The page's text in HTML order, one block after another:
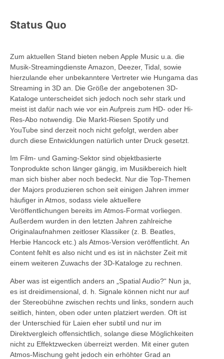
Status Quo
Zum aktuellen Stand bieten neben Apple Music u.a. die
Musik-Streamingdienste Amazon, Deezer, Tidal, sowie
hierzulande eher unbekanntere Vertreter wie Hungama das
Streaming in 3D an. Die Größe der angebotenen 3D-
Kataloge unterscheidet sich jedoch noch sehr stark und
meist ist dafür nach wie vor ein Aufpreis zum HD- oder Hi-
Res-Abo notwendig. Die Markt-Riesen Spotify und
YouTube sind derzeit noch nicht gefolgt, werden aber
durch diese Entwicklungen natürlich unter Druck gesetzt.
Im Film- und Gaming-Sektor sind objektbasierte
Tonprodukte schon länger gängig, im Musikbereich hielt
man sich bisher aber noch bedeckt. Nur die Top-Themen
der Majors produzieren schon seit einigen Jahren immer
häufiger in Atmos, sodass viele aktuellere
Veröffentlichungen bereits im Atmos-Format vorliegen.
Außerdem wurden in den letzten Jahren zahlreiche
Originalaufnahmen zeitloser Klassiker (z. B. Beatles,
Herbie Hancock etc.) als Atmos-Version veröffentlicht. An
Content fehlt es also nicht und es ist in nächster Zeit mit
einem weiteren Zuwachs der 3D-Kataloge zu rechnen.
Aber was ist eigentlich anders an „Spatial Audio?“ Nun ja,
es ist dreidimensional, d. h. Signale können nicht nur auf
der Stereobühne zwischen rechts und links, sondern auch
seitlich, hinten, oben oder unten platziert werden. Oft ist
der Unterschied für Laien eher subtil und nur im
Direktvergleich offensichtlich, solange diese Möglichkeiten
nicht zu Effektzwecken überreizt werden. Mit einer guten
Atmos-Mischung geht jedoch ein erhöhter Grad an